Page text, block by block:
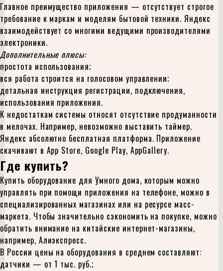
Главное преимущество приложения — отсутствует строгое
требование к маркам и моделям бытовой техники. Яндекс
взаимодействует со многими ведущими производителями
электроники.
Дополнительные плюсы:
простота использования;
вся работа строится на голосовом управлении;
детальная инструкция регистрации, подключения,
использования приложения.
К недостаткам системы относят отсутствие продуманности
в мелочах. Например, невозможно выставить таймер.
Яндекс абсолютно бесплатная платформа. Приложение
скачивают в App Store, Google Play, AppGallery.
Где купить?
Купить оборудование для Умного дома, которым можно
управлять при помощи приложения на телефоне, можно в
специализированных магазинах или на ресурсе масс-
маркета. Чтобы значительно сэкономить на покупке, можно
обратить внимание на китайские интернет-магазины,
например, Алиэкспресс.
В России цены на оборудования в среднем составляют:
датчики — от 1 тыс. руб.;